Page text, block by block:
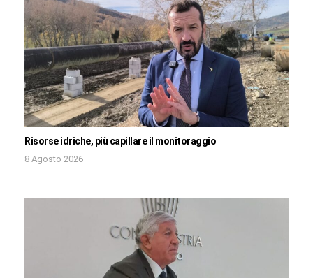
Risorse idriche, più capillare il monitoraggio
8 Agosto 2026